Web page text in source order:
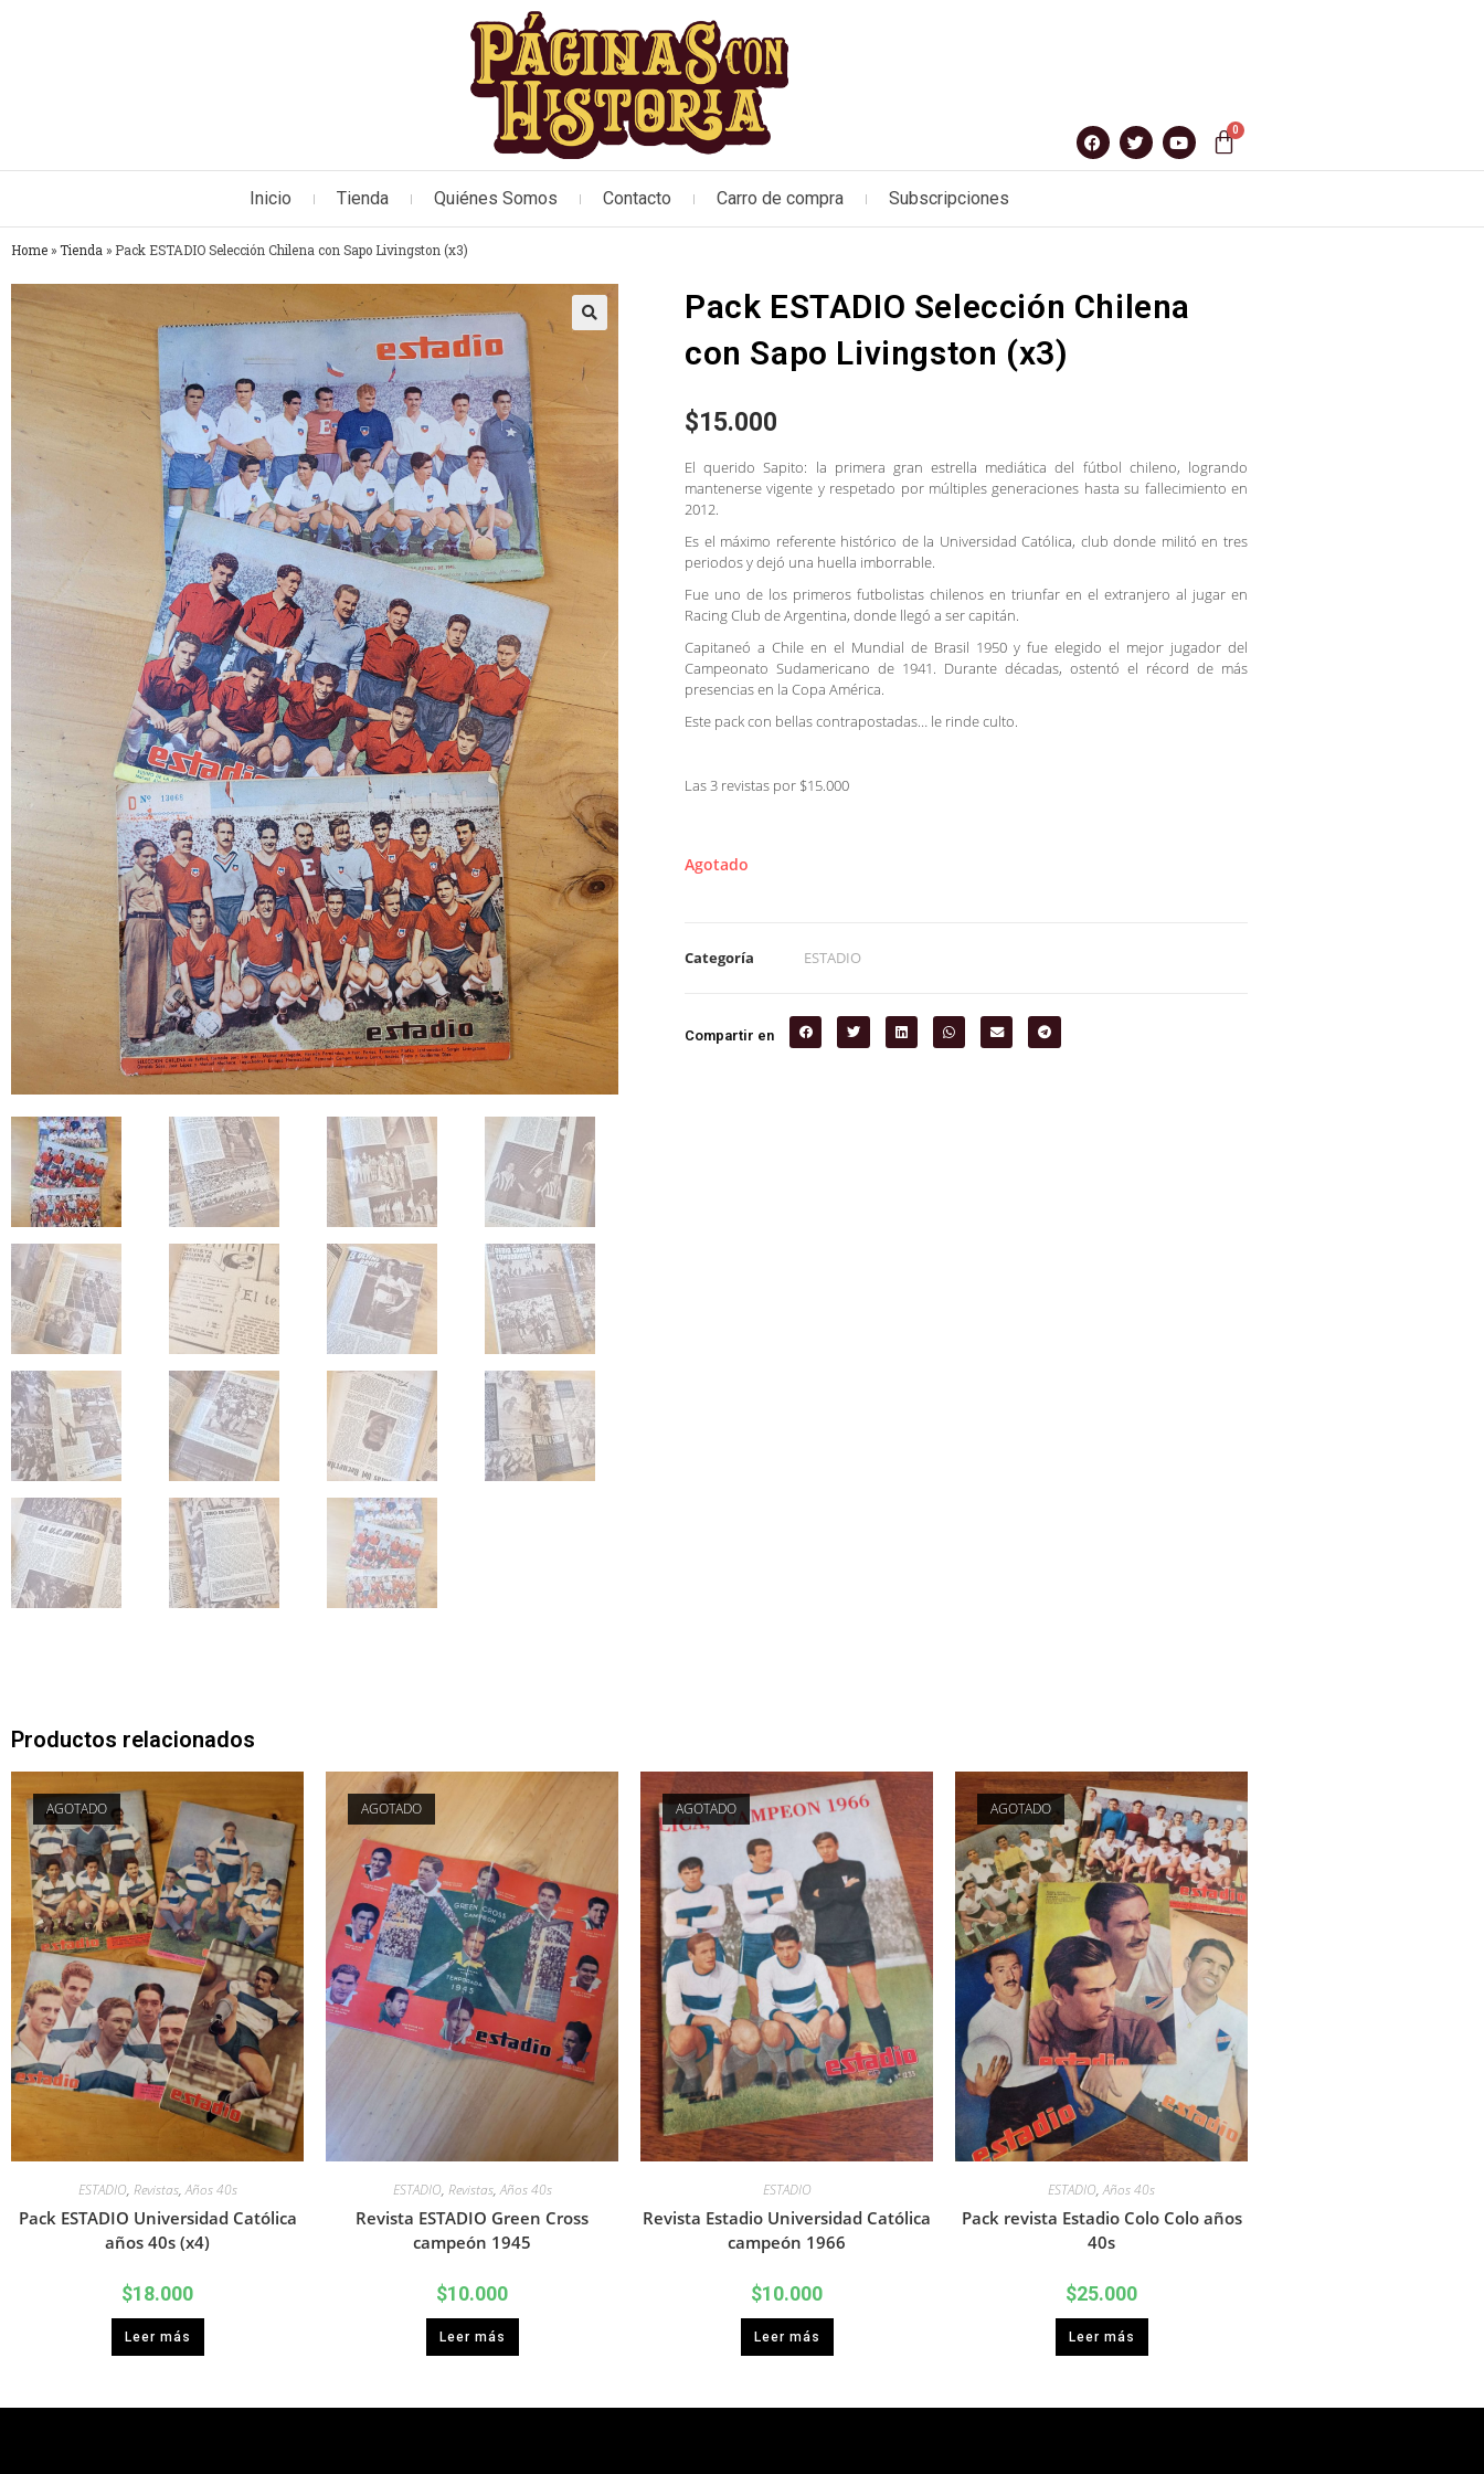
Inicio Tienda Quiénes Somos Contacto Carro de compra Subscripciones
Home » Tienda » Pack ESTADIO Selección Chilena con Sapo Livingston (x3)
Pack ESTADIO Selección Chilena
con Sapo Livingston (x3)
$15.000
El querido Sapito: la primera gran estrella mediática del fútbol chileno, logrando
mantenerse vigente y respetado por múltiples generaciones hasta su fallecimiento en
2012.
Es el máximo referente histórico de la Universidad Católica, club donde militó en tres
periodos y dejó una huella imborrable.
Fue uno de los primeros futbolistas chilenos en triunfar en el extranjero al jugar en
Racing Club de Argentina, donde llegó a ser capitán.
Capitaneó a Chile en el Mundial de Brasil 1950 y fue elegido el mejor jugador del
Campeonato Sudamericano de 1941. Durante décadas, ostentó el récord de más
presencias en la Copa América.
Este pack con bellas contrapostadas… le rinde culto.
Las 3 revistas por $15.000
Agotado
Categoría ESTADIO
Compartir en
Productos relacionados
AGOTADO
ESTADIO, Revistas,Años 40s
Pack ESTADIO Universidad Católica
años 40s (x4)
$18.000
Leer más
AGOTADO
ESTADIO, Revistas,Años 40s
Revista ESTADIO Green Cross
campeón 1945
$10.000
Leer más
AGOTADO
ESTADIO
Revista Estadio Universidad Católica
campeón 1966
$10.000
Leer más
AGOTADO
ESTADIO,Años 40s
Pack revista Estadio Colo Colo años
40s
$25.000
Leer más